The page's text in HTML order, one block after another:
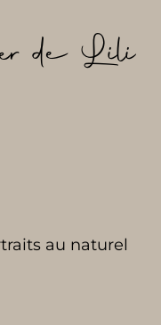
de Lili
au naturel